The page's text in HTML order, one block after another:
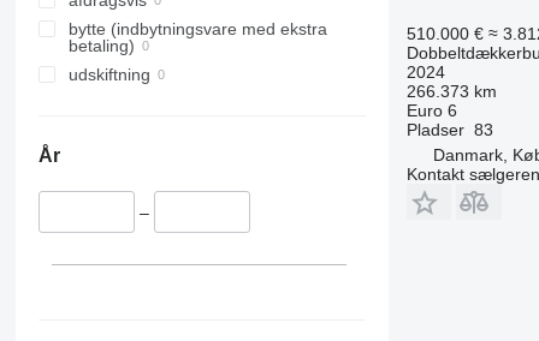
bytte (indbytningsvare med ekstra
betaling)
udskiftning
År
–
510.000 € ≈
2024
266.373 km
Euro 6
Pladser 83
Danmark,
Kontakt sælgeren